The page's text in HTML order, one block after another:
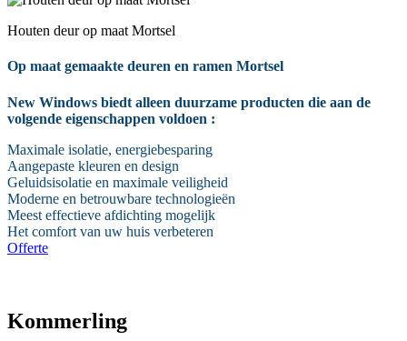
Houten deur op maat Mortsel
Op maat gemaakte deuren en ramen Mortsel
New Windows biedt alleen duurzame producten die aan de
volgende eigenschappen voldoen :
Maximale isolatie, energiebesparing
Aangepaste kleuren en design
Geluidsisolatie en maximale veiligheid
Moderne en betrouwbare technologieën
Meest effectieve afdichting mogelijk
Het comfort van uw huis verbeteren
Offerte
Kommerling